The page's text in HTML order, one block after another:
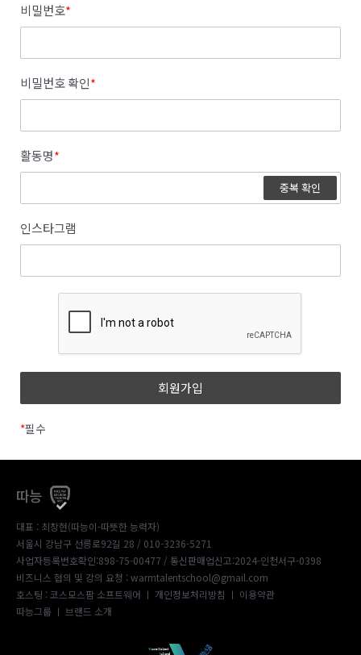
비밀번호*
비밀번호 확인*
활동명*
중복 확인
인스타그램
*필수
따능
대표 : 최창현(따능이-따뜻한 능력자)
서울시 강남구 선릉로92길 28 / 010-3236-5271
사업자등록번호확인:898-75-00477 / 통신판매업신고:2024-인천서구-0398
비즈니스 협의 및 강의 요청 : warmtalentschool@gmail.com
호스팅 : 코스모스팜 소프트웨어 ㅣ 개인정보처리방침 ㅣ 이용약관
따능그룹 ㅣ 브랜드 소개